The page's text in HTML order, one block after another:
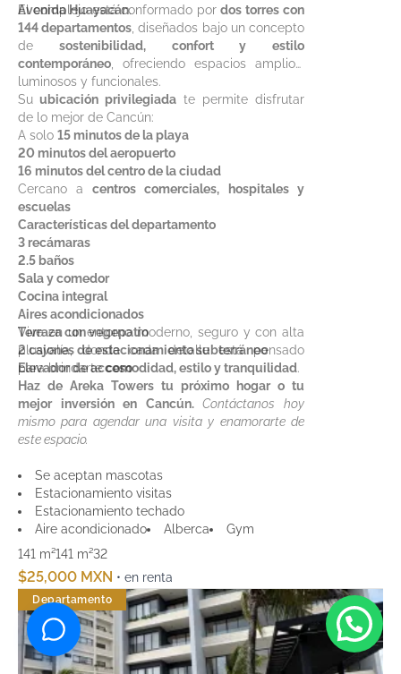
Avenida Huayacán.
El complejo está conformado por dos torres con
144 departamentos , diseñados bajo un concepto
de sostenibilidad, confort y estilo
contemporáneo , ofreciendo espacios amplios,
luminosos y funcionales.
Su ubicación privilegiada te permite disfrutar
de lo mejor de Cancún:
A solo 15 minutos de la playa
20 minutos del aeropuerto
16 minutos del centro de la ciudad
Cercano a centros comerciales, hospitales y
escuelas
Características del departamento
3 recámaras
2.5 baños
Sala y comedor
Cocina integral
Aires acondicionados
Terraza con vegepatio
2 cajones de estacionamiento subterráneo
Elevador de acceso
Vive en un entorno moderno, seguro y con alta
plusvalía, donde cada detalle está pensado
para brindartecomodidad, estilo y tranquilidad.
Haz de Areka Towers tu próximo hogar o tu
mejor inversión en Cancún. Contáctanos hoy
mismo para agendar una visita y enamorarte de
este espacio.
Se aceptan mascotas
Estacionamiento visitas
Estacionamiento techado
Aire acondicionado
Alberca
Gym
141 m²141 m²32
$25,000 MXN • en renta
Departamento